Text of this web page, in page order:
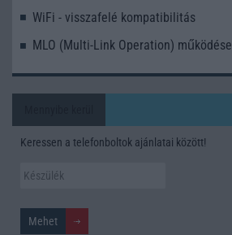
WiFi - visszafelé kompatibilitás
MLO (Multi-Link Operation) működése
Keressen a telefonboltok ajánlatai között!